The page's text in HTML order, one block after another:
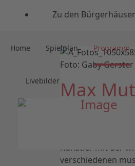
Zu den
Home Spielplan Programm
Livebilder
Foto: Gaby Gerster
Max
Die
begann 2004 mit
den 8. Platz beim
Künstler mit der
verschiedenen